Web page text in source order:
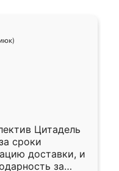
Цитадель
сроки
доставки, и
за